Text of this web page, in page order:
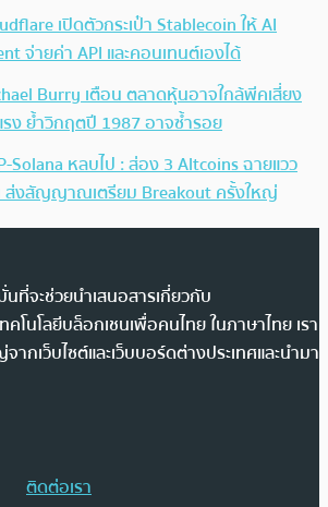
เปิดตัวกระเป๋า Stablecoin ให้ AI
จ่ายค่า API และคอนเทนต์เองได้
Burry เตือน ตลาดหุ้นอาจใกล้พีคเสี่ยง
ง ย้ำวิกฤตปี 1987 อาจซ้ำรอย
Solana หลบไป : ส่อง 3 Altcoins ฉายแวว
ส่งสัญญาณเตรียม Breakout ครั้งใหญ่
ที่จะช่วยนำเสนอสารเกี่ยวกับ
คโนโลยีบล็อกเชนเพื่อคนไทย ในภาษาไทย เรา
กเว็บไซต์และเว็บบอร์ดต่างประเทศและนำมา
ติดต่อเรา